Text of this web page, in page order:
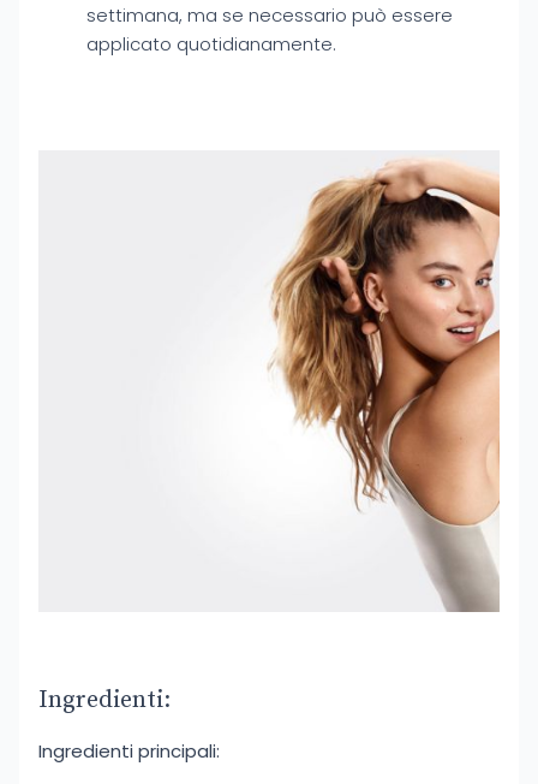
settimana, ma se necessario può essere
applicato quotidianamente.
Ingredienti:
Ingredienti principali: